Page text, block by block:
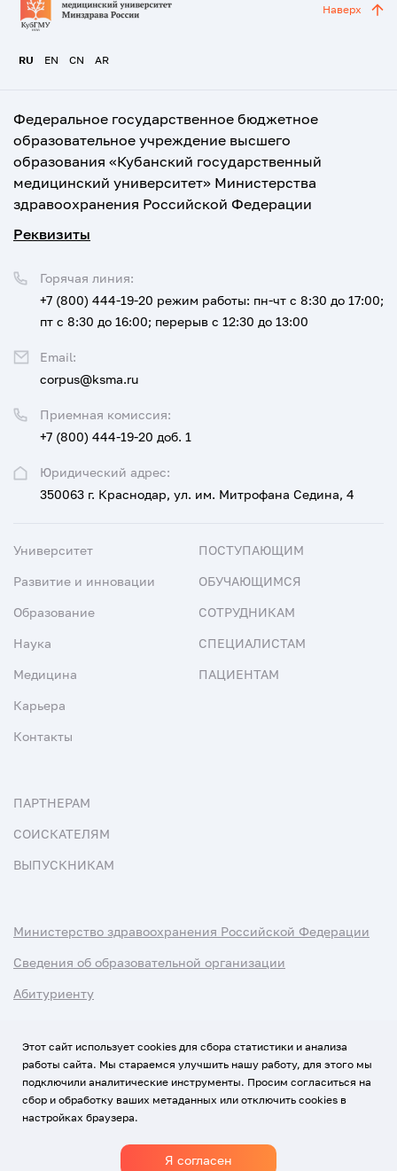
RU EN CN AR
Наверх
Федеральное государственное бюджетное
образовательное учреждение высшего
образования «Кубанский государственный
медицинский университет» Министерства
здравоохранения Российской Федерации
Реквизиты
Юридический адрес:
350063 г. Краснодар, ул. им. Митрофана Седина, 4
Приемная комиссия:
+7 (800) 444-19-20 доб. 1
Горячая линия:
+7 (800) 444-19-20 режим работы: пн-чт с 8:30 до 17:00;
пт с 8:30 до 16:00; перерыв с 12:30 до 13:00
Email:
corpus@ksma.ru
Университет
Развитие и инновации
Образование
Наука
Медицина
Карьера
Контакты
ПОСТУПАЮЩИМ
ОБУЧАЮЩИМСЯ
СОТРУДНИКАМ
СПЕЦИАЛИСТАМ
ПАЦИЕНТАМ
ПАРТНЕРАМ
СОИСКАТЕЛЯМ
ВЫПУСКНИКАМ
Министерство здравоохранения Российской Федерации
Сведения об образовательной организации
Абитуриенту
Использование Cookies
Политика обработки персональных данных
Этот сайт использует cookies для сбора статистики и анализа
работы сайта. Мы стараемся улучшить нашу работу, для этого мы
подключили аналитические инструменты. Просим согласиться на
сбор и обработку ваших метаданных или отключить cookies в
настройках браузера.
Я согласен